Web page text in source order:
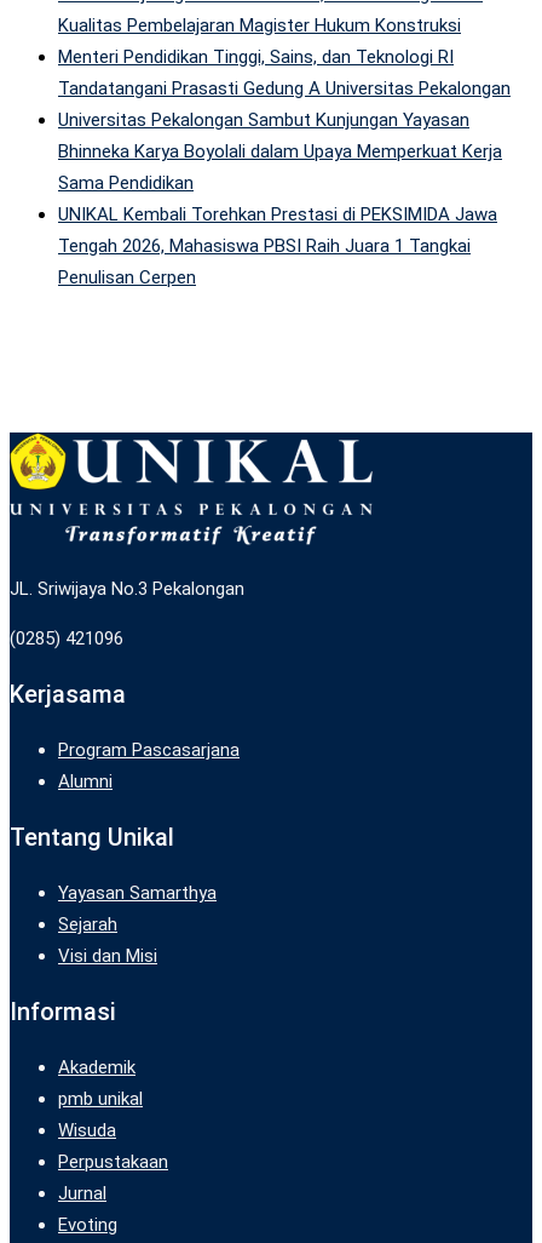
Kualitas Pembelajaran Magister Hukum Konstruksi
Menteri Pendidikan Tinggi, Sains, dan Teknologi RI
Tandatangani Prasasti Gedung A Universitas Pekalongan
Universitas Pekalongan Sambut Kunjungan Yayasan
Bhinneka Karya Boyolali dalam Upaya Memperkuat Kerja
Sama Pendidikan
UNIKAL Kembali Torehkan Prestasi di PEKSIMIDA Jawa
Tengah 2026, Mahasiswa PBSI Raih Juara 1 Tangkai
Penulisan Cerpen
JL. Sriwijaya No.3 Pekalongan
(0285) 421096
Kerjasama
Program Pascasarjana
Alumni
Tentang Unikal
Yayasan Samarthya
Sejarah
Visi dan Misi
Informasi
Akademik
pmb unikal
Wisuda
Perpustakaan
Jurnal
Evoting